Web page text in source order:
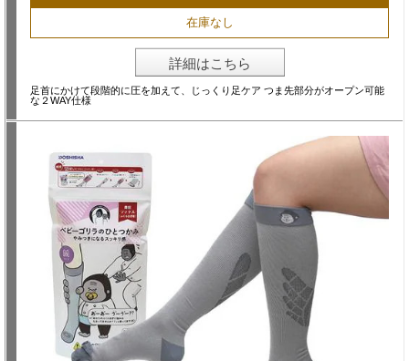
在庫なし
詳細はこちら
足首にかけて段階的に圧を加えて、じっくり足ケア つま先部分がオープン可能
な２WAY仕様